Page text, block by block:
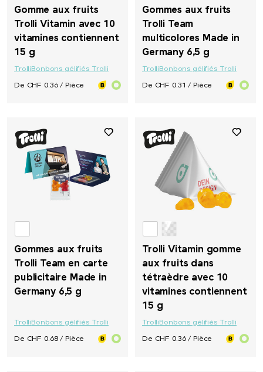
Gomme aux fruits
Trolli Vitamin avec 10
vitamines contiennent
15 g
TrolliBonbons gélifiés Trolli
De CHF 0.36 / Pièce
Gommes aux fruits
Trolli Team
multicolores Made in
Germany 6,5 g
TrolliBonbons gélifiés Trolli
De CHF 0.31 / Pièce
Gommes aux fruits
Trolli Team en carte
publicitaire Made in
Germany 6,5 g
TrolliBonbons gélifiés Trolli
De CHF 0.68 / Pièce
Trolli Vitamin gomme
aux fruits dans
tétraèdre avec 10
vitamines contiennent
15 g
TrolliBonbons gélifiés Trolli
De CHF 0.36 / Pièce